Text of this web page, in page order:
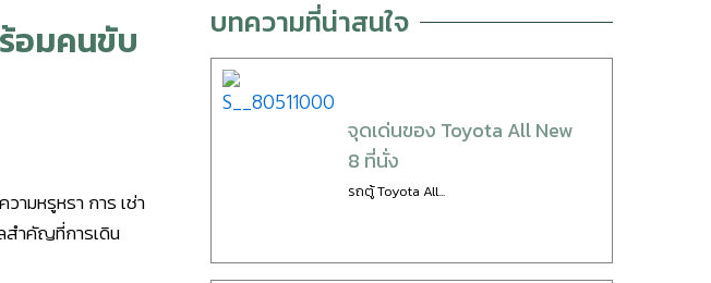
อมคนขับ
ามหรูหรา การ เช่า
สำคัญที่การเดิน
บทความที่น่าสนใจ
จุดเด่นของ Toyota All New
8 ที่นั่ง
รถตู้ Toyota All...